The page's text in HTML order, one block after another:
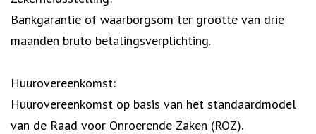
Bankgarantie of waarborgsom ter grootte van drie
maanden bruto betalingsverplichting.
Huurovereenkomst:
Huurovereenkomst op basis van het standaardmodel
van de Raad voor Onroerende Zaken (ROZ).